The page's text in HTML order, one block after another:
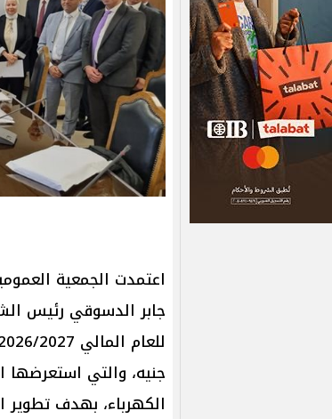
اعتمدت الجمعية
جابر الدسوقي رئيس
جنيه، والتي
الكهرباء، بهدف تطوير